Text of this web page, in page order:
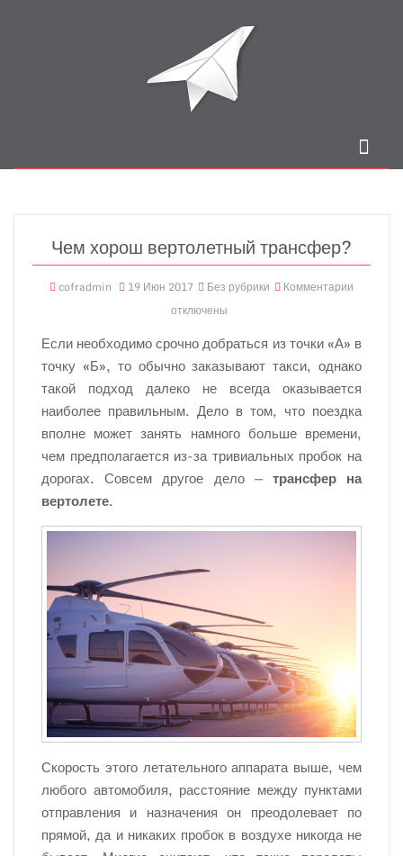
Чем хорош вертолетный трансфер?
cofradmin 19 Июн 2017 Без рубрики
Комментарии
отключены
Если необходимо срочно добраться из точки «А» в
точку «Б», то обычно заказывают такси, однако
такой подход далеко не всегда оказывается
наиболее правильным. Дело в том, что поездка
вполне может занять намного больше времени,
чем предполагается из-за тривиальных пробок на
дорогах. Совсем другое дело — трансфер на
вертолете.
Скорость этого летательного аппарата выше, чем
любого автомобиля, расстояние между пунктами
отправления и назначения он преодолевает по
прямой, да и никаких пробок в воздухе никогда не